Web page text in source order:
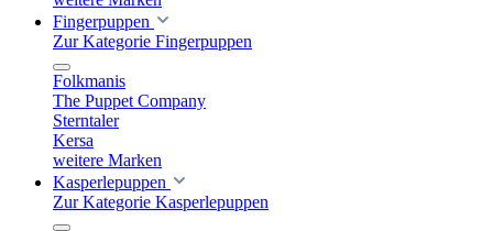
Fingerpuppen
Zur Kategorie Fingerpuppen
Folkmanis
The Puppet Company
Sterntaler
Kersa
weitere Marken
Kasperlepuppen
Zur Kategorie Kasperlepuppen